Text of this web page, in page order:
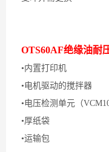
OTS60AF绝缘油耐
•内置打印机
•电机驱动的搅拌器
•电压检测单元（
•厚纸袋
•运输包